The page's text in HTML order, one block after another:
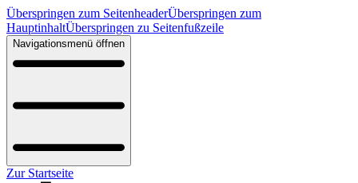
Überspringen zum SeitenheaderÜberspringen zum
HauptinhaltÜberspringen zu Seitenfußzeile
Navigationsmenü öffnen
Zur Startseite